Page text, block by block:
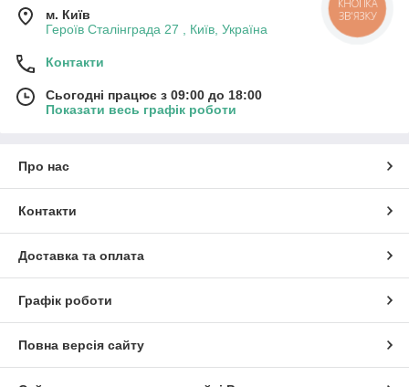
м. Київ
Героїв Сталінграда 27 , Київ, Україна
Контакти
Сьогодні працює з 09:00 до 18:00
Показати весь графік роботи
Про нас
Контакти
Доставка та оплата
Графік роботи
Повна версія сайту
КНОПКА
ЗВ'ЯЗКУ